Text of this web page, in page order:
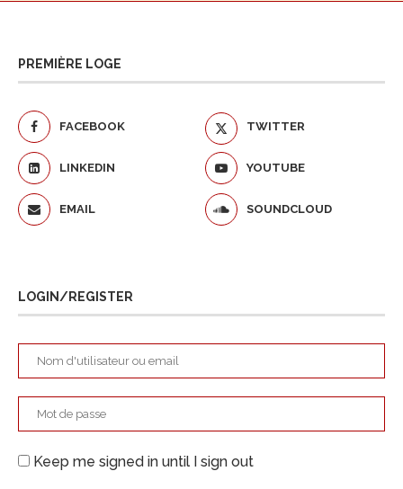
PREMIÈRE LOGE
FACEBOOK TWITTER
LINKEDIN YOUTUBE
EMAIL SOUNDCLOUD
LOGIN/REGISTER
Keep me signed in until I sign out